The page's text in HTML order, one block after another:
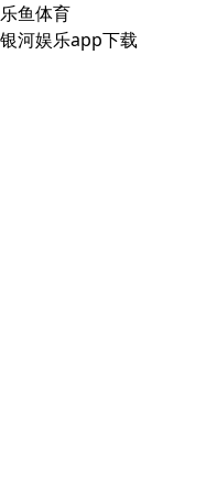
乐鱼体育
银河娱乐app下载